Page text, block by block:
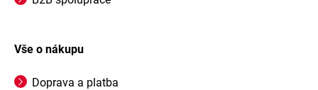
Vše o nákupu
Doprava a platba